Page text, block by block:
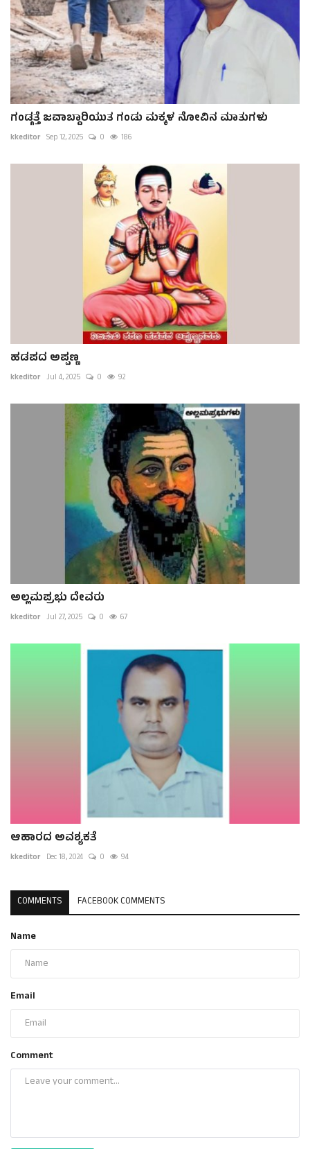
ಗಂಡ್ಗತ್ತೆ ಜವಾಬ್ದಾರಿಯುತ ಗಂಡು ಮಕ್ಕಳ ನೋವಿನ ಮಾತುಗಳು
kkeditor Sep 12, 2025 0 186
ಹಡಪದ ಅಪ್ಪಣ್ಣ
kkeditor Jul 4, 2025 0 92
ಅಲ್ಲಮಪ್ರಭು ದೇವರು
kkeditor Jul 27, 2025 0 67
ಆಹಾರದ ಅವಶ್ಯಕತೆ
kkeditor Dec 18, 2024 0 94
COMMENTS FACEBOOK COMMENTS
Name
Email
Comment